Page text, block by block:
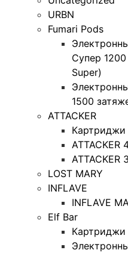
URBN
Fumari Pods
Супер
Super)
1500
ATTACKER
Картриджи
ATTACKER
ATTACKER
LOST MARY
INFLAVE
INFLAVE
Elf Bar
Картриджи